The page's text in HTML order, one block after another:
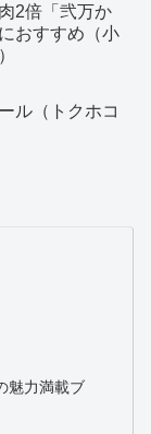
2倍「弐万か
おすすめ（小
ル（トクホコ
魅力満載ブ